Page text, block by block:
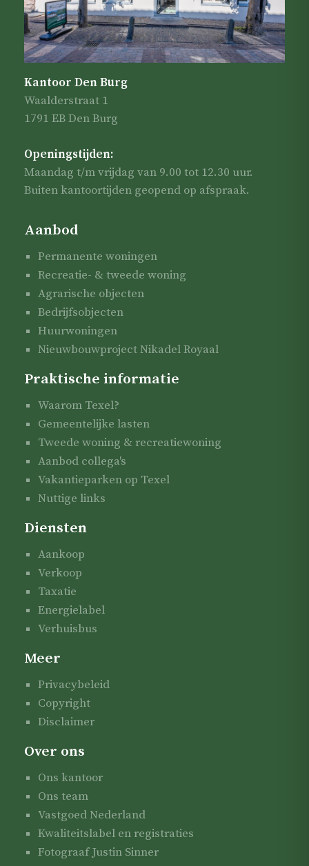
Aanbod
Permanente woningen
Recreatie- & tweede woning
Agrarische objecten
Bedrijfsobjecten
Huurwoningen
Nieuwbouwproject Nikadel Royaal
Praktische informatie
Waarom Texel?
Gemeentelijke lasten
Tweede woning & recreatiewoning
Aanbod collega's
Vakantieparken op Texel
Nuttige links
Diensten
Aankoop
Verkoop
Taxatie
Energielabel
Verhuisbus
Meer
Privacybeleid
Copyright
Disclaimer
Over ons
Ons kantoor
Ons team
Vastgoed Nederland
Kwaliteitslabel en registraties
Fotograaf Justin Sinner
Kantoor Den Burg
Waalderstraat 1
1791 EB Den Burg
Openingstijden:
Maandag t/m vrijdag van 9.00 tot 12.30 uur.
Buiten kantoortijden geopend op afspraak.